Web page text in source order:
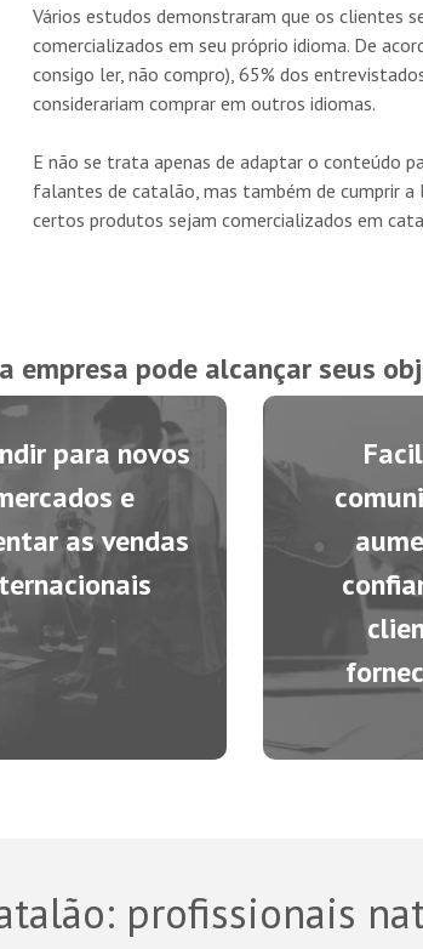
Vários estudos demonstraram que os clientes
comercializados em seu próprio idioma. De
consigo ler, não compro), 65% dos
considerariam comprar em outros idiomas.
E não se trata apenas de adaptar o conteúdo
falantes de catalão, mas também de cumprir a
certos produtos sejam comercializados em
empresa pode alcançar seus
para novos
e
as vendas
: profissionais